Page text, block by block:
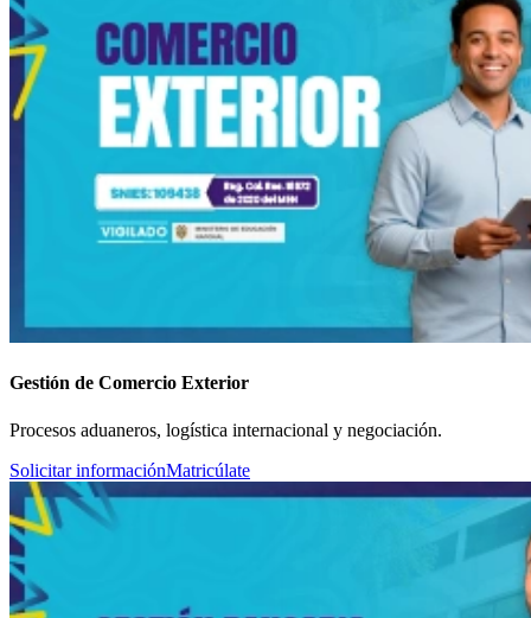
Gestión de Comercio Exterior
Procesos aduaneros, logística internacional y negociación.
Solicitar informaciónMatricúlate